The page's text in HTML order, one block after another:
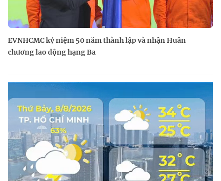
EVNHCMC kỷ niệm 50 năm thành lập và nhận Huân
chương lao động hạng Ba